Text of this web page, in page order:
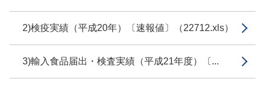
2)検疫実績（平成20年）〔速報値〕（22712.xls）
3)輸入食品届出・検査実績（平成21年度）〔...